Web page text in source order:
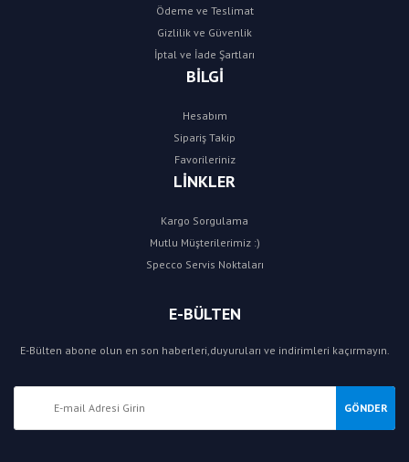
Ödeme ve Teslimat
Gizlilik ve Güvenlik
İptal ve İade Şartları
BİLGİ
Hesabım
Sipariş Takip
Favorileriniz
LİNKLER
Kargo Sorgulama
Mutlu Müşterilerimiz :)
Specco Servis Noktaları
E-BÜLTEN
E-Bülten abone olun en son haberleri,duyuruları ve indirimleri kaçırmayın.
GÖNDER